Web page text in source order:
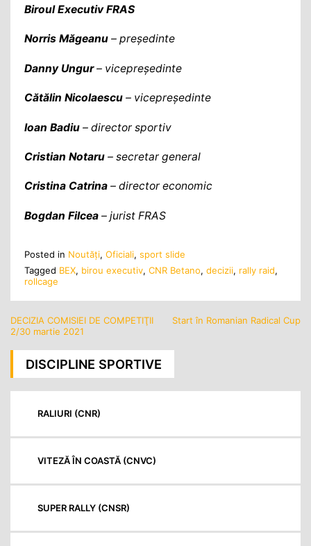
Biroul Executiv FRAS
Norris Măgeanu – președinte
Danny Ungur– vicepreședinte
Cătălin Nicolaescu – vicepreședinte
Ioan Badiu – director sportiv
Cristian Notaru – secretar general
Cristina Catrina – director economic
Bogdan Filcea – jurist FRAS
Posted in Noutăţi, Oficiali, sport slide
Tagged BEX, birou executiv, CNR Betano, decizii, rally raid,
rollcage
Navigare
articole
DECIZIA COMISIEI DE COMPETIŢII
2/30 martie 2021
Start în Romanian Radical Cup
DISCIPLINE SPORTIVE
RALIURI (CNR)
VITEZĂ ÎN COASTĂ (CNVC)
SUPER RALLY (CNSR)